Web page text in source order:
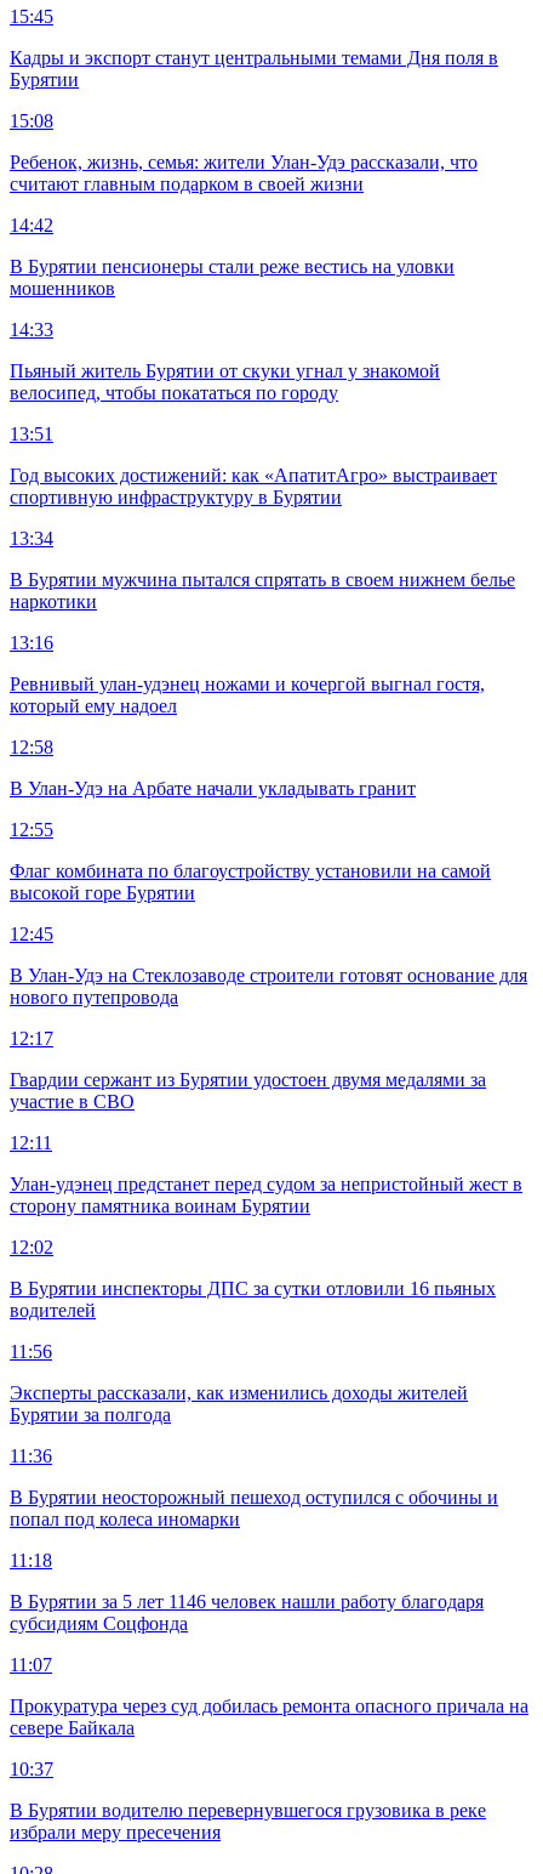
15:45
Кадры и экспорт станут центральными темами Дня поля в
Бурятии
15:08
Ребенок, жизнь, семья: жители Улан-Удэ рассказали, что
считают главным подарком в своей жизни
14:42
В Бурятии пенсионеры стали реже вестись на уловки
мошенников
14:33
Пьяный житель Бурятии от скуки угнал у знакомой
велосипед, чтобы покататься по городу
13:51
Год высоких достижений: как «АпатитАгро» выстраивает
спортивную инфраструктуру в Бурятии
13:34
В Бурятии мужчина пытался спрятать в своем нижнем белье
наркотики
13:16
Ревнивый улан-удэнец ножами и кочергой выгнал гостя,
который ему надоел
12:58
В Улан-Удэ на Арбате начали укладывать гранит
12:55
Флаг комбината по благоустройству установили на самой
высокой горе Бурятии
12:45
В Улан-Удэ на Стеклозаводе строители готовят основание для
нового путепровода
12:17
Гвардии сержант из Бурятии удостоен двумя медалями за
участие в СВО
12:11
Улан-удэнец предстанет перед судом за непристойный жест в
сторону памятника воинам Бурятии
12:02
В Бурятии инспекторы ДПС за сутки отловили 16 пьяных
водителей
11:56
Эксперты рассказали, как изменились доходы жителей
Бурятии за полгода
11:36
В Бурятии неосторожный пешеход оступился с обочины и
попал под колеса иномарки
11:18
В Бурятии за 5 лет 1146 человек нашли работу благодаря
субсидиям Соцфонда
11:07
Прокуратура через суд добилась ремонта опасного причала на
севере Байкала
10:37
В Бурятии водителю перевернувшегося грузовика в реке
избрали меру пресечения